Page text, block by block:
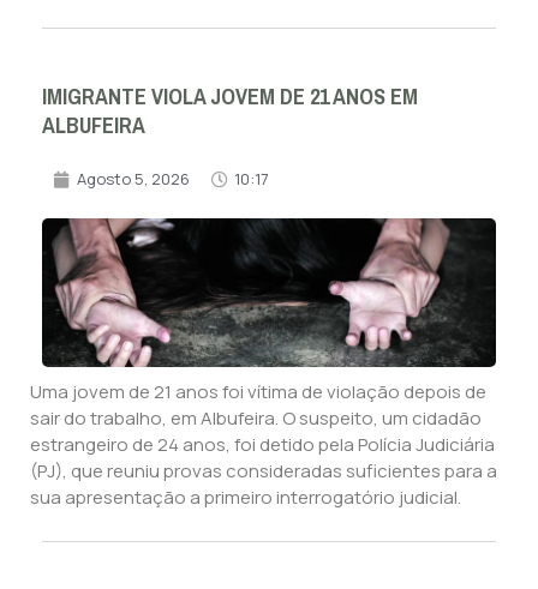
IMIGRANTE VIOLA JOVEM DE 21 ANOS EM
ALBUFEIRA
Agosto 5, 2026 10:17
Uma jovem de 21 anos foi vítima de violação depois de
sair do trabalho, em Albufeira. O suspeito, um cidadão
estrangeiro de 24 anos, foi detido pela Polícia Judiciária
(PJ), que reuniu provas consideradas suficientes para a
sua apresentação a primeiro interrogatório judicial.